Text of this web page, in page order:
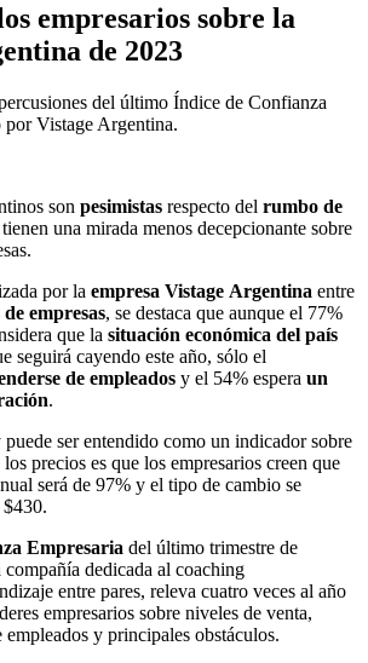
empresarios sobre la
de 2023
del último Índice de Confianza
por Vistage Argentina.
son pesimistas respecto del rumbo de
una mirada menos decepcionante sobre
por la empresa Vistage Argentina entre
empresas, se destaca que aunque el 77%
que la situación económica del país
seguirá cayendo este año, sólo el
de empleados y el 54% espera un
.
ser entendido como un indicador sobre
precios es que los empresarios creen que
será de 97% y el tipo de cambio se
Empresaria del último trimestre de
dedicada al coaching
entre pares, releva cuatro veces al año
empresarios sobre niveles de venta,
y principales obstáculos.